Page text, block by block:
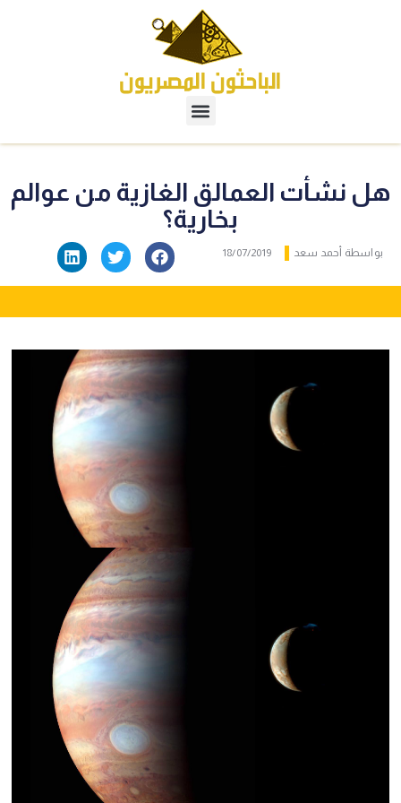
هل نشأت العمالق الغازية من عوالم
بخارية؟
بواسطة أحمد سعد 18/07/2019